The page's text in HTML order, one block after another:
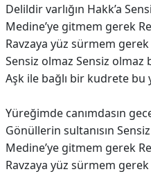
Delildir varlığın Hakk’a
Medine’ye gitmem gerek
Ravzaya yüz sürmem
Sensiz olmaz Sensiz
Aşk ile bağlı bir kudrete bu
Yüreğimde canımdasın
Gönüllerin sultanısın
Medine’ye gitmem gerek
Ravzaya yüz sürmem